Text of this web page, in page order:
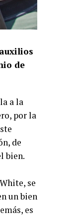
de
a la
por la
de
bien.
se
un bien
es